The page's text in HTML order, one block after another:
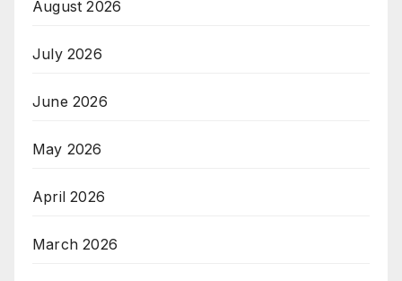
August 2026
July 2026
June 2026
May 2026
April 2026
March 2026